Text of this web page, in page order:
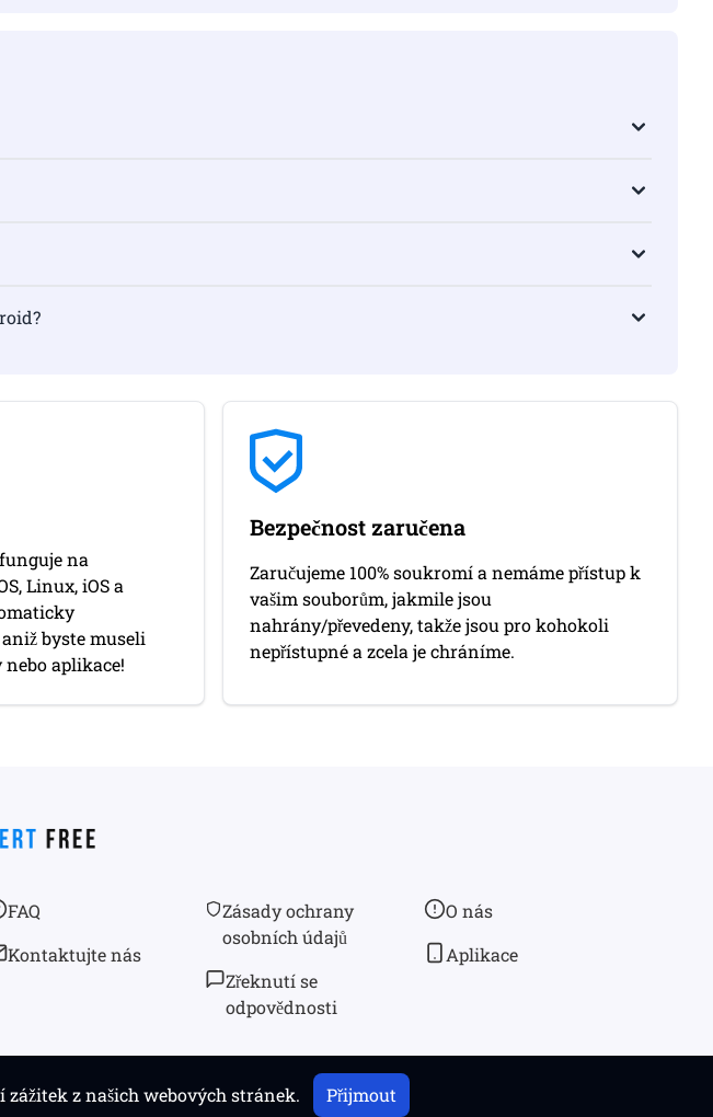
na
Linux, iOS a
byste museli
aplikace!
Bezpečnost zaručena
Zaručujeme 100% soukromí a nemáme přístup k
vašim souborům, jakmile jsou
nahrány/převedeny, takže jsou pro kohokoli
nepřístupné a zcela je chráníme.
zážitek z našich webových stránek. Přijmout
FAQ
Kontaktujte nás
Zásady ochrany
osobních údajů
Zřeknutí se
odpovědnosti
O nás
Aplikace
práva vyhrazena